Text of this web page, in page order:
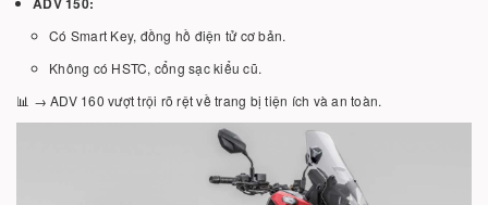
Có Smart Key, đồng hồ điện tử cơ bản.
Không có HSTC, cổng sạc kiểu cũ.
📊 → ADV 160 vượt trội rõ rệt về trang bị tiện ích và an toàn.